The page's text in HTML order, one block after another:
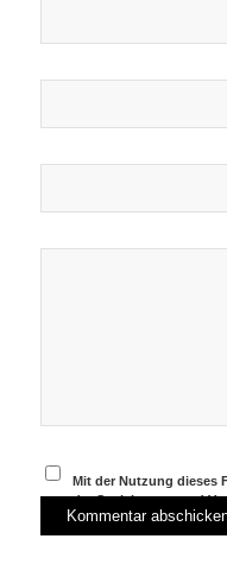
Mit der Nutzung dieses
der Speicherung und
diese Website